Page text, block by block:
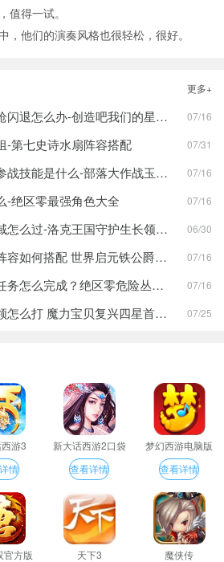
值得一试。
，他们的演奏风格也很轻松，很好。
更多+
创造吧我们的星球开枪闪退怎么办-创造吧我们的星球开枪闪退合集 07/16
-第七史诗水扇阵容搭配 07/31
部落大作战玉火焰灵参战技能是什么-部落大作战玉火焰灵参战技能合集 07/16
-绝区零最强角色大全 07/16
洛克王国守护生长领域怎么过-洛克王国守护生长领域通关攻略 06/30
世界启元铁公爵技能阵容如何搭配 世界启元铁公爵技能阵容搭配合集 07/16
绝区零危险丛生之地任务怎么完成？绝区零危险丛生之地任务完成攻略 07/16
魔力宝贝复兴四星首领怎么打 魔力宝贝复兴四星首领打法合集 07/25
游3
情
新大话西游2口袋
版
查看详情
梦幻西游电脑版
查看详情
官方版
天下3
魔侠传